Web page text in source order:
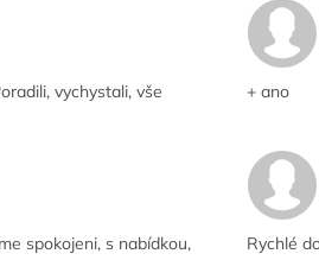
5 z 5 hvězdiček.
vychystali, vše
+ ano
5 z 5 hvězdiček.
spokojeni, s nabídkou,
Rychlé